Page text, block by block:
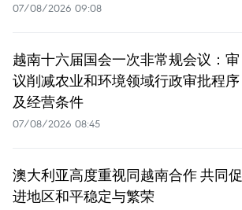
07/08/2026 09:08
越南十六届国会一次非常规会议：审
议削减农业和环境领域行政审批程序
及经营条件
07/08/2026 08:45
澳大利亚高度重视同越南合作 共同促
进地区和平稳定与繁荣